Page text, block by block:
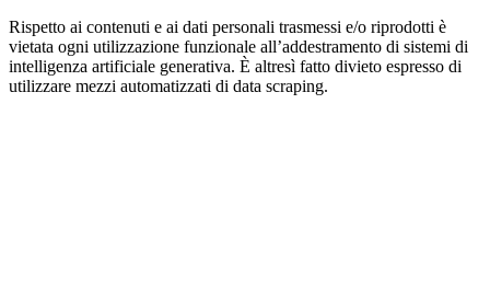
Rispetto ai contenuti e ai dati personali trasmessi e/o riprodotti è
vietata ogni utilizzazione funzionale all’addestramento di sistemi di
intelligenza artificiale generativa. È altresì fatto divieto espresso di
utilizzare mezzi automatizzati di data scraping.